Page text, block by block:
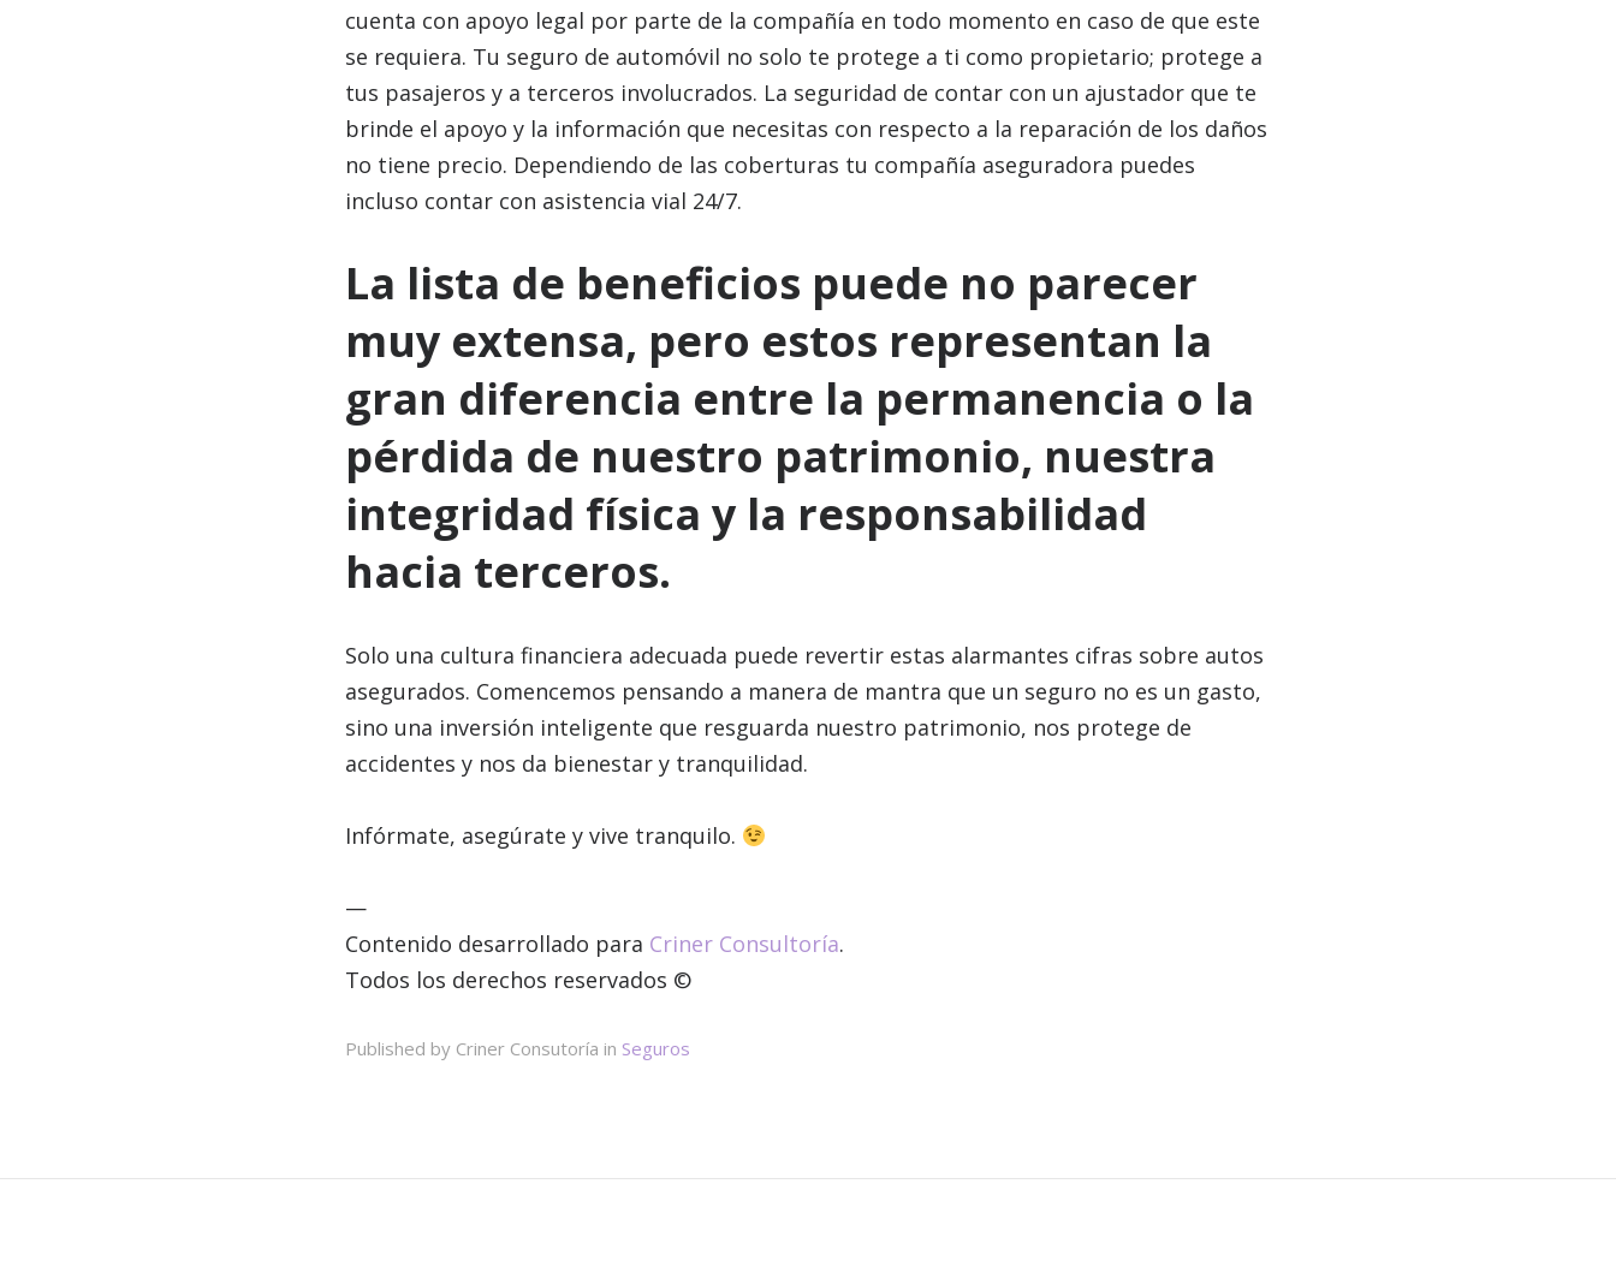
cuenta con apoyo legal por parte de la compañía en todo momento en caso de que este
se requiera. Tu seguro de automóvil no solo te protege a ti como propietario; protege a
tus pasajeros y a terceros involucrados. La seguridad de contar con un ajustador que te
brinde el apoyo y la información que necesitas con respecto a la reparación de los daños
no tiene precio. Dependiendo de las coberturas tu compañía aseguradora puedes
incluso contar con asistencia vial 24/7.
La lista de beneficios puede no parecer
muy extensa, pero estos representan la
gran diferencia entre la permanencia o la
pérdida de nuestro patrimonio, nuestra
integridad física y la responsabilidad
hacia terceros.
Solo una cultura financiera adecuada puede revertir estas alarmantes cifras sobre autos
asegurados. Comencemos pensando a manera de mantra que un seguro no es un gasto,
sino una inversión inteligente que resguarda nuestro patrimonio, nos protege de
accidentes y nos da bienestar y tranquilidad.
Infórmate, asegúrate y vive tranquilo.
—
Contenido desarrollado para Criner Consultoría.
Todos los derechos reservados ©
Published by Criner Consutoría in Seguros